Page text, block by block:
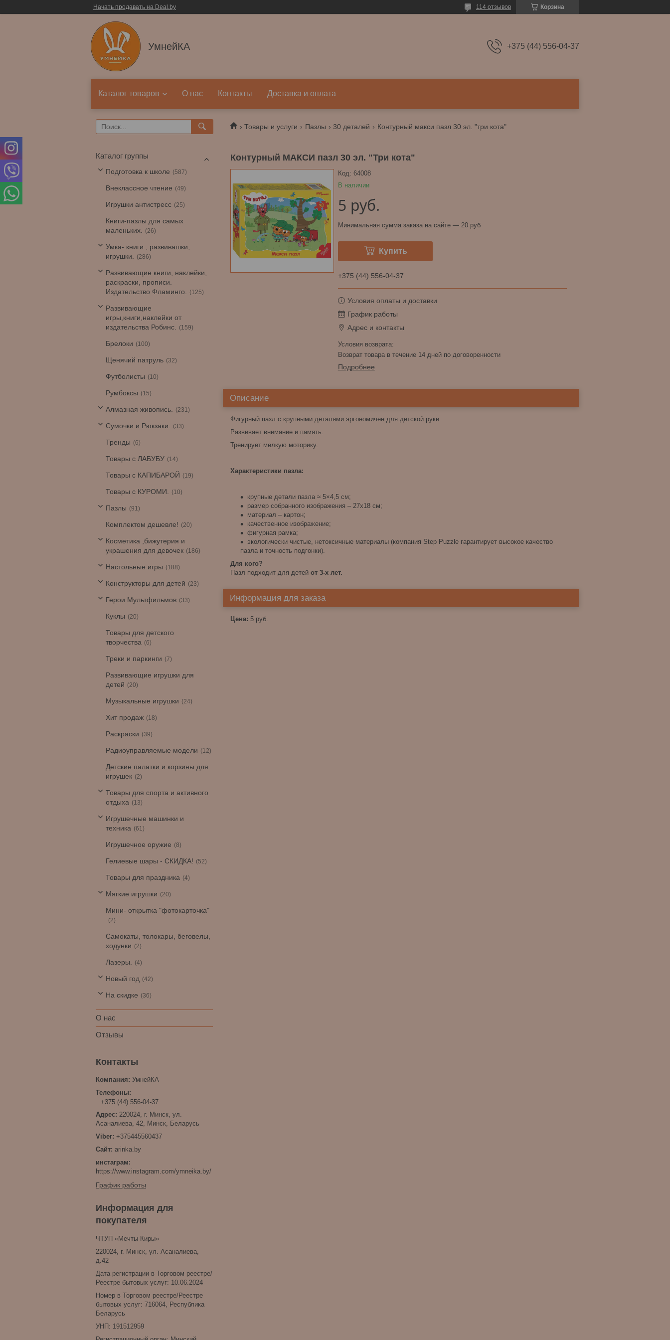
Начать продавать на Deal.by Корзина
114 отзывов
УмнейКА +375 (44) 556-04-37
Каталог товаров О нас Контакты Доставка и оплата
Товары и услуги Пазлы 30 деталей Контурный макси пазл 30 эл. "три кота"
Контурный МАКСИ пазл 30 эл. "Три кота"
В наличии
Код: 64008
5 руб.
Минимальная сумма заказа на сайте — 20 руб
Купить
+375 (44) 556-04-37
Условия оплаты и доставки
График работы
Адрес и контакты
возврат товара в течение 14 дней по договоренности
Подробнее
Описание
Фигурный пазл с крупными деталями эргономичен для детской руки.
Развивает внимание и память.
Тренирует мелкую моторику.
Характеристики пазла:
крупные детали пазла ≈ 5×4,5 см;
размер собранного изображения – 27х18 см;
материал – картон;
качественное изображение;
фигурная рамка;
экологически чистые, нетоксичные материалы (компания Step Puzzle гарантирует высокое качество
пазла и точность подгонки).
Для кого?
Пазл подходит для детей от 3-х лет.
Информация для заказа
Цена: 5 руб.
Каталог группы
Подготовка к школе 587
Внеклассное чтение 49
Игрушки антистресс 25
Книги-пазлы для самых
маленьких.
26
Умка- книги , развивашки,
игрушки.
286
Развивающие книги, наклейки,
раскраски, прописи.
Издательство Фламинго.
125
Развивающие
игры,книги,наклейки от
издательства Робинс.
159
Брелоки 100
Щенячий патруль 32
Футболисты 10
Румбоксы 15
Алмазная живопись. 231
Сумочки и Рюкзаки. 33
Тренды 6
Товары с ЛАБУБУ 14
Товары с КАПИБАРОЙ 19
Товары с КУРОМИ. 10
Пазлы 91
Комплектом дешевле! 20
Косметика ,бижутерия и
украшения для девочек
186
Настольные игры 188
Конструкторы для детей 23
Герои Мультфильмов 33
Куклы 20
Товары для детского
творчества
6
Треки и паркинги 7
Развивающие игрушки для
детей
20
Музыкальные игрушки 24
Хит продаж 18
Раскраски 39
Радиоуправляемые модели 12
Детские палатки и корзины для
игрушек
2
Товары для спорта и активного
отдыха
13
Игрушечные машинки и
техника
61
Игрушечное оружие 8
Гелиевые шары - СКИДКА! 52
Товары для праздника 4
Мягкие игрушки 20
Мини- открытка "фотокарточка"
2
Самокаты, толокары, беговелы,
ходунки
2
Лазеры. 4
Новый год 42
На скидке 36
О нас
Отзывы
УмнейКА
+375 (44) 556-04-37
220024, г. Минск, ул.
Асаналиева, 42, Минск, Беларусь
+375445560437
arinka.by
инстаграм
https://www.instagram.com/ymneika.by/
График работы
Информация для
покупателя
ЧТУП «Мечты Киры»
220024, г. Минск, ул. Асаналиева,
д.42
Дата регистрации в Торговом реестре/
Реестре бытовых услуг: 10.06.2024
Номер в Торговом реестре/Реестре
бытовых услуг: 716064, Республика
Беларусь
УНП: 191512959